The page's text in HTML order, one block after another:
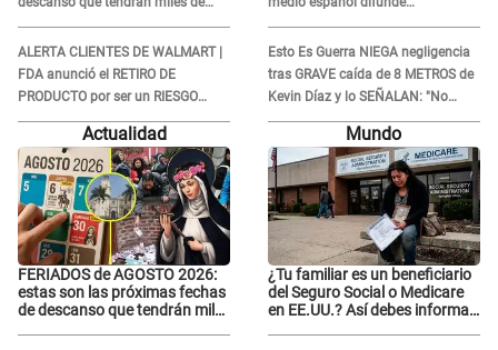
peruanos
ALERTA CLIENTES DE WALMART |
FDA anunció el RETIRO DE
PRODUCTO por ser un RIESGO
MORTAL para consumidores: ¿Cuál
INDIGNANTE video: "Un hombre
semicalvo que le dobla la edad"
Esto Es Guerra NIEGA negligencia
tras GRAVE caída de 8 METROS de
Kevin Díaz y lo SEÑALAN: "No
adoptó la postura correcta"
Actualidad
FERIADOS de AGOSTO 2026:
estas son las próximas fechas
de descanso que tendrán miles
Mundo
¿Tu familiar es un beneficiario
del Seguro Social o Medicare
en EE.UU.? Así debes informar